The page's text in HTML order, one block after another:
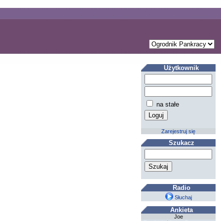
Użytkownik
na stałe
Zarejestruj się
Szukacz
Radio
Słuchaj
Ankieta
Joe